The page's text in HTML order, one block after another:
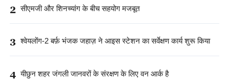
2 सीएमजी और शिनच्यांग के बीच सहयोग मजबूत
3 श्वेयलोंग-2 बर्फ़ भंजक जहाज़ ने आइस स्टेशन का सर्वेक्षण कार्य शुरू किया
4 यीछुन शहर जंगली जानवरों के संरक्षण के लिए वन आर्क है